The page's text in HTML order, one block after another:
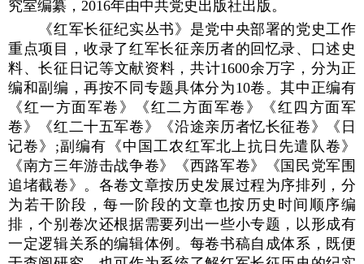
究室编纂，2016年由中共党史出版社出版。
《红军长征纪实丛书》是党中央部署的党史工作
重点项目，收录了红军长征亲历者的回忆录、口述史
料、长征日记等文献资料，共计1600余万字，分为正
编和副编，再按不同专题具体分为10卷。其中正编有
《红一方面军卷》《红二方面军卷》《红四方面军
卷》《红二十五军卷》《沿途亲历者忆长征卷》《日
记卷》;副编有《中国工农红军北上抗日先遣队卷》
《南方三年游击战争卷》《西路军卷》《国民党军围
追堵截卷》。各卷文章按历史发展过程为序排列，分
为若干阶段，每一阶段的文章也按历史时间顺序编
排，个别卷次还根据需要列出一些小专题，以形成有
一定逻辑关系的编辑体例。每卷书稿自成体系，既便